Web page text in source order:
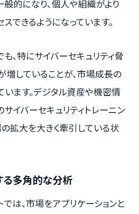
的になり、個人や組織がより
できるようになっています。
、特にサイバーセキュリティ脅
していることが、市場成長の
ます。デジタル資産や機密情
イバーセキュリティトレーニン
拡大を大きく牽引している状
る多角的な分析
は、市場をアプリケーションと